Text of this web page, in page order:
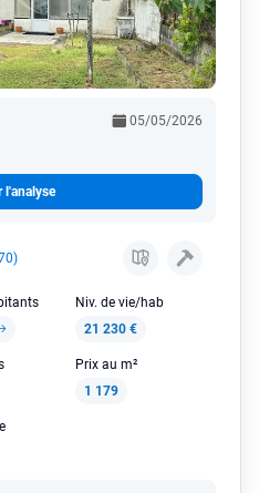
05/05/2026
l'analyse
Niv. de vie/hab
21 230 €
Prix au m²
1 179